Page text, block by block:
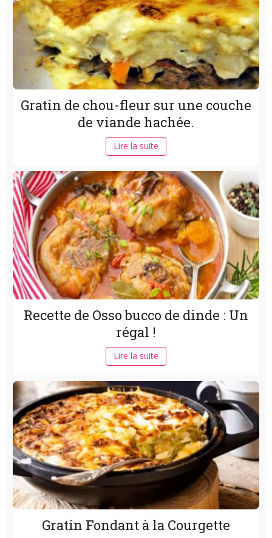
Gratin de chou-fleur sur une couche
de viande hachée.
Lire la suite
Recette de Osso bucco de dinde : Un
régal !
Lire la suite
Gratin Fondant à la Courgette